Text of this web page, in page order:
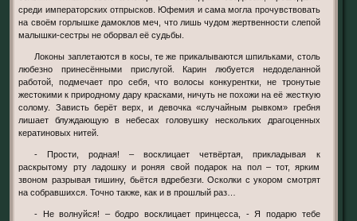
среди императорских отпрысков. Юфемия и сама могла прочувствовать
на своём горлышке дамоклов меч, что лишь чудом жертвенности слепой
малышки-сестры не оборвал её судьбы.
Локоны заплетаются в косы, те же прикалываются шпильками, столь
любезно принесёнными прислугой. Карин любуется недоделанной
работой, подмечает про себя, что волосы конкурентки, не тронутые
жестокими к природному дару красками, ничуть не похожи на её жесткую
солому. Зависть берёт верх, и девочка «случайным рывком» гребня
лишает блуждающую в небесах головушку нескольких драгоценных
кератиновых нитей.
- Прости, родная! – восклицает четвёртая, прикладывая к
раскрытому рту ладошку и роняя свой подарок на пол – тот, ярким
звоном разрывая тишину, бьётся вдребезги. Осколки с укором смотрят
на собравшихся. Точно также, как и в прошлый раз…
- Не волнуйся! – бодро восклицает принцесса, - Я подарю тебе